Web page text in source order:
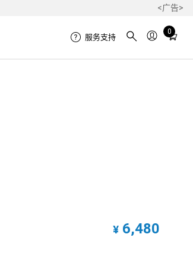
<广告>
服务支持
0
Total
in
¥ 6,480